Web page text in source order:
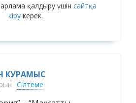
қалдыру үшін сайтқа
кіру керек.
КУРАМЫС
Сілтеме